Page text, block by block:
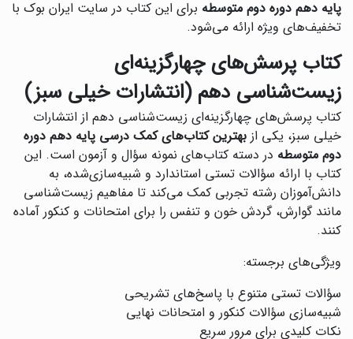
پایه دهم دوره دوم متوسطه برای این کتاب در سایت ایران بوک با
تخفیف‌های ویژه ارائه می‌شود.
کتاب پرسش‌های چهارگزینه‌ای
زیست‌شناسی دهم (انتشارات خیلی سبز)
‌کتاب پرسش‌های چهارگزینه‌ای زیست‌شناسی دهم از انتشارات
خیلی سبز، یکی از بهترین کتاب‌های کمک درسی پایه دهم دوره
دوم متوسطه در دسته کتاب‌های نمونه سؤال و آزمون است. این
کتاب با ارائه سؤالات تستی استاندارد و شبیه‌سازی‌شده، به
دانش‌آموزان رشته تجربی کمک می‌کند تا مفاهیم زیست‌شناسی
مانند گوارش، گردش خون و تنفس را برای امتحانات و کنکور آماده
کنند.
ویژگی‌های برجسته:
سؤالات تستی متنوع با پاسخ‌های تشریحی
شبیه‌سازی سؤالات کنکور و امتحانات نهایی
نکات کلیدی برای مرور سریع